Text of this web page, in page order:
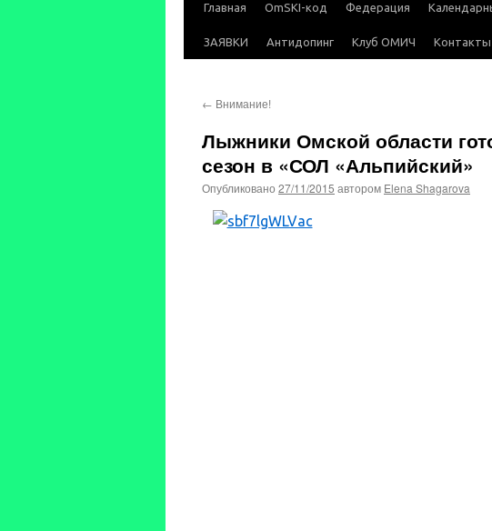
Перейти
Главная OmSKI-код Федерация
ЗАЯВКИ Антидопинг Клуб ОМИЧ Контакты
← Внимание!
Лыжники Омской области
сезон в «СОЛ «Альпийский»
Опубликовано 27/11/2015 автором Elena Shagarova